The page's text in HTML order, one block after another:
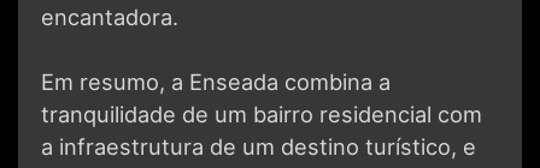
encantadora.
Em resumo, a Enseada combina a
tranquilidade de um bairro residencial com
a infraestrutura de um destino turístico, e